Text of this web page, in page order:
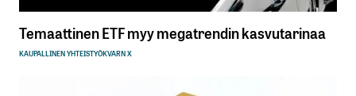
Temaattinen ETF myy megatrendin kasvutarinaa
KAUPALLINEN YHTEISTYÖKVARN X